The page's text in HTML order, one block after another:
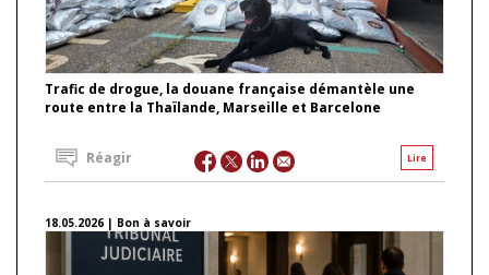
Trafic de drogue, la douane française démantèle une
route entre la Thaïlande, Marseille et Barcelone
Lire
Réagir
18.05.2026 | Bon à savoir